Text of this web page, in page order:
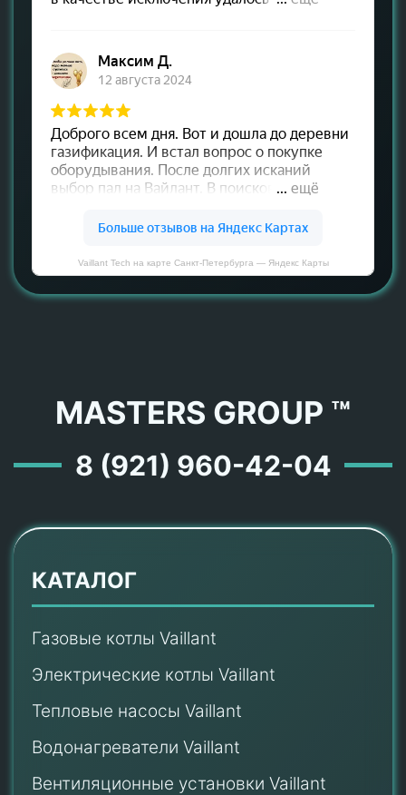
Vaillant Tech на карте Санкт‑Петербурга — Яндекс Карты
MASTERS GROUP ™
8 (921) 960-42-04
КАТАЛОГ
Газовые котлы Vaillant
Электрические котлы Vaillant
Тепловые насосы Vaillant
Водонагреватели Vaillant
Вентиляционные установки Vaillant